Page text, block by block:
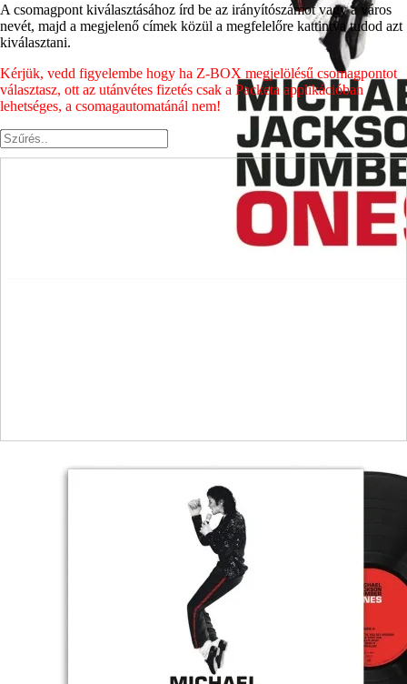
A csomagpont kiválasztásához írd be az irányítószámot vagy a város
nevét, majd a megjelenő címek közül a megfelelőre kattintva tudod azt
kiválasztani.
Kérjük, vedd figyelembe hogy ha Z-BOX megjelölésű csomagpontot
választasz, ott az utánvétes fizetés csak a Packeta applikációban
lehetséges, a csomagautomatánál nem!